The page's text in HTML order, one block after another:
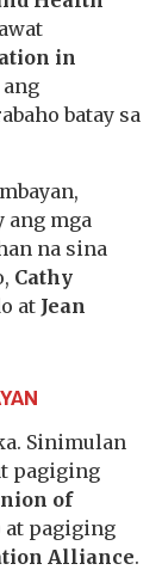
in
batay sa
ang mga
na sina
Cathy
at Jean
Sinimulan
pagiging
of
at pagiging
Alliance.